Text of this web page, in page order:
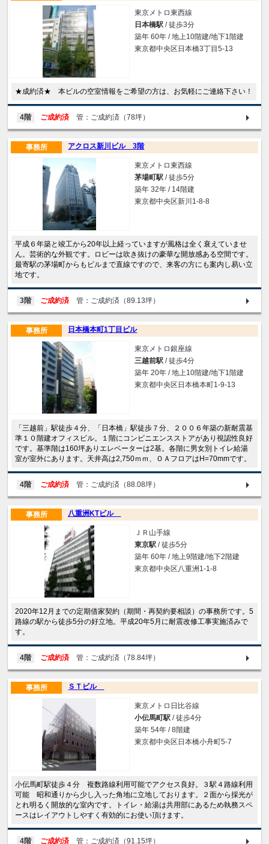
東京メトロ東西線
日本橋駅 / 徒歩3分
築年 60年 / 地上10階建/地下1階建
東京都中央区日本橋3丁目5-13
★成約済★ 本ビルの空室情報をご希望の方は、お気軽にご連絡下さい！
4階 ご成約済 管：ご成約済（78坪）
アクロス新川ビル 3階
事務所
東京メトロ東西線
茅場町駅 / 徒歩5分
築年 32年 / 14階建
東京都中央区新川1-8-8
平成６年築と竣工から20年以上経っていますが風格は全く衰えていませ
ん。芸術的な外観です。ロビーは吹き抜けの豪華な開放感ある空間です。
最寄駅の茅場町からもビルまで直線ですので、来客の方にも案内し易い立
地です。
3階 ご成約済 管：ご成約済（89.13坪）
日本橋本町1丁目ビル
事務所
東京メトロ銀座線
三越前駅 / 徒歩4分
築年 20年 / 地上10階建/地下1階建
東京都中央区日本橋本町1-9-13
「三越前」駅徒歩４分、「日本橋」駅徒歩７分、２００６年築の新耐震基
準１０階建オフィスビル。１階にコンビニエンスストアがあり視認性良好
です。基準階は160坪ありエレベーターは2基。各階に男女別トイレ給湯
室が室外にあります。天井高は2,750ｍｍ、ＯＡフロアはH=70mmです。
4階 ご成約済 管：ご成約済（88.08坪）
八重洲KTビル
事務所
ＪＲ山手線
東京駅 / 徒歩5分
築年 60年 / 地上9階建/地下2階建
東京都中央区八重洲1-1-8
2020年12月までの定期借家契約（期間・再契約要相談）の事務所です。5
路線の駅から徒歩5分の好立地。平成20年5月に耐震改修工事実施済みで
す。
4階 ご成約済 管：ご成約済（78.84坪）
ＳＴビル
事務所
東京メトロ日比谷線
小伝馬町駅 / 徒歩4分
築年 54年 / 8階建
東京都中央区日本橋小舟町5-7
小伝馬町駅徒歩４分 複数路線利用可能でアクセス良好。３駅４路線利用
可能 昭和通りから少し入った角地に立地しております。２面から採光が
とれ明るく開放的な室内です。トイレ・給湯は共用部にあるため執務スペ
ースはレイアウトしやすく有効的にお使い頂けます。
4階 ご成約済 管：ご成約済（91.15坪）